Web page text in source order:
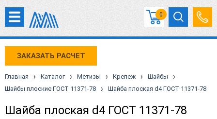
0
ЗАКАЗАТЬ РАСЧЕТ
Главная › Каталог › Метизы › Крепеж › Шайбы ›
Шайбы плоские ГОСТ 11371-78 › Шайба плоская d4 ГОСТ 11371-78
Шайба плоская d4 ГОСТ 11371-78